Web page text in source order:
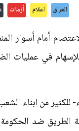
العراق اعلام أزمات
أمام أسوار
في
من ابناء
ضد الحكومة